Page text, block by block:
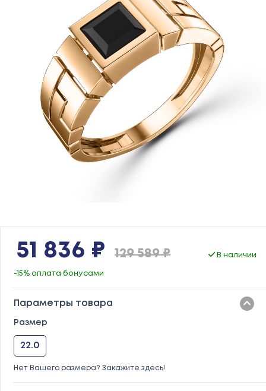
51 836 ₽ 129 589 ₽ В наличии
-15% оплата бонусами
Параметры товара
Размер
22.0
Нет Вашего размера? Закажите здесь!